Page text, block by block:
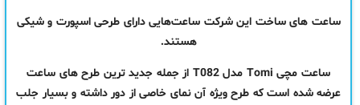
ساعت های ساخت این شرکت ساعت‌هایی دارای طرحی اسپورت و شیکی
هستند.
ساعت مچی Tomi مدل T082 از جمله جدید ترین طرح های ساعت
عرضه شده است که طرح ویژه آن نمای خاصی از دور داشته و بسیار جلب